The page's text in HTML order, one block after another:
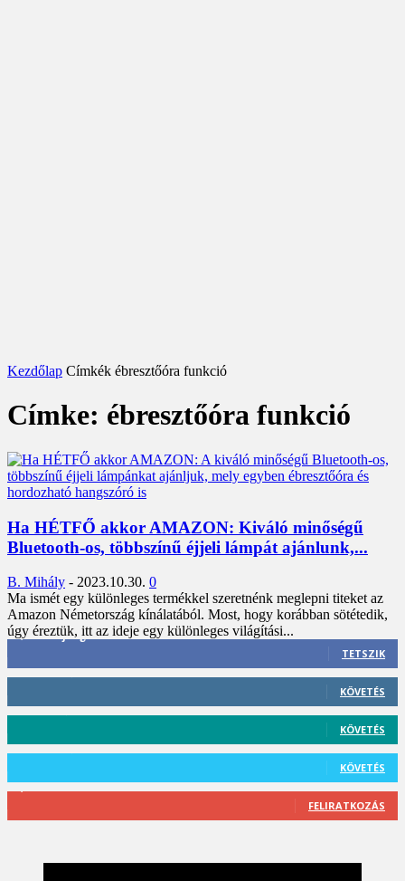
Kezdőlap Címkék ébresztőóra funkció
Címke: ébresztőóra funkció
Ha HÉTFŐ akkor AMAZON: Kiváló minőségű
Bluetooth-os, többszínű éjjeli lámpát ajánlunk,...
B. Mihály - 2023.10.30. 0
Ma ismét egy különleges termékkel szeretnénk meglepni titeket az
Amazon Németország kínálatából. Most, hogy korábban sötétedik,
úgy éreztük, itt az ideje egy különleges világítási...
3,452 Rajongók
TETSZIK
KÖVETÉS
KÖVETÉS
KÖVETÉS
FELIRATKOZÁS